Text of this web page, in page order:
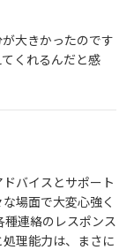
大きかったのです
くれるんだと感
バイスとサポート
場面で大変心強く
連絡のレスポンス
理能力は、まさに